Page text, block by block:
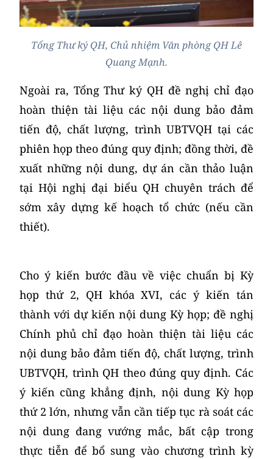
Tổng Thư ký QH, Chủ nhiệm Văn phòng QH Lê
Quang Mạnh.
Ngoài ra, Tổng Thư ký QH đề nghị chỉ đạo
hoàn thiện tài liệu các nội dung bảo đảm
tiến độ, chất lượng, trình UBTVQH tại các
phiên họp theo đúng quy định; đồng thời, đề
xuất những nội dung, dự án cần thảo luận
tại Hội nghị đại biểu QH chuyên trách để
sớm xây dựng kế hoạch tổ chức (nếu cần
thiết).
Cho ý kiến bước đầu về việc chuẩn bị Kỳ
họp thứ 2, QH khóa XVI, các ý kiến tán
thành với dự kiến nội dung Kỳ họp; đề nghị
Chính phủ chỉ đạo hoàn thiện tài liệu các
nội dung bảo đảm tiến độ, chất lượng, trình
UBTVQH, trình QH theo đúng quy định. Các
ý kiến cũng khẳng định, nội dung Kỳ họp
thứ 2 lớn, nhưng vẫn cần tiếp tục rà soát các
nội dung đang vướng mắc, bất cập trong
thực tiễn để bổ sung vào chương trình kỳ